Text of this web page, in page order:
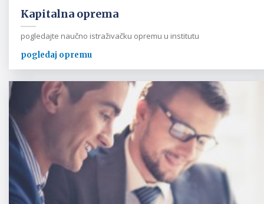
Kapitalna oprema
pogledajte naučno istraživačku opremu u institutu
pogledaj opremu